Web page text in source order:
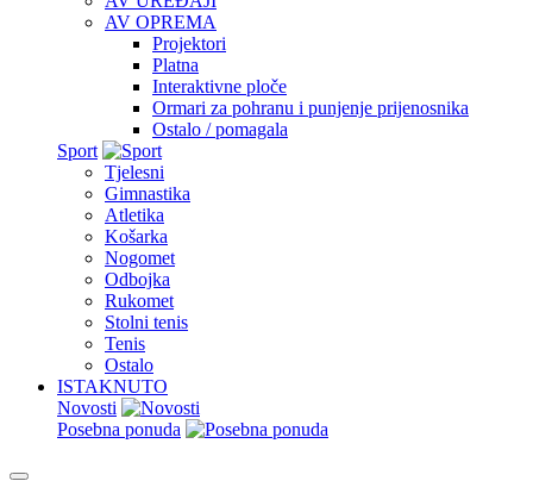
AV OPREMA
Projektori
Platna
Interaktivne ploče
Ormari za pohranu i punjenje prijenosnika
Ostalo / pomagala
Sport
Tjelesni
Gimnastika
Atletika
Košarka
Nogomet
Odbojka
Rukomet
Stolni tenis
Tenis
Ostalo
ISTAKNUTO
Novosti
Posebna ponuda